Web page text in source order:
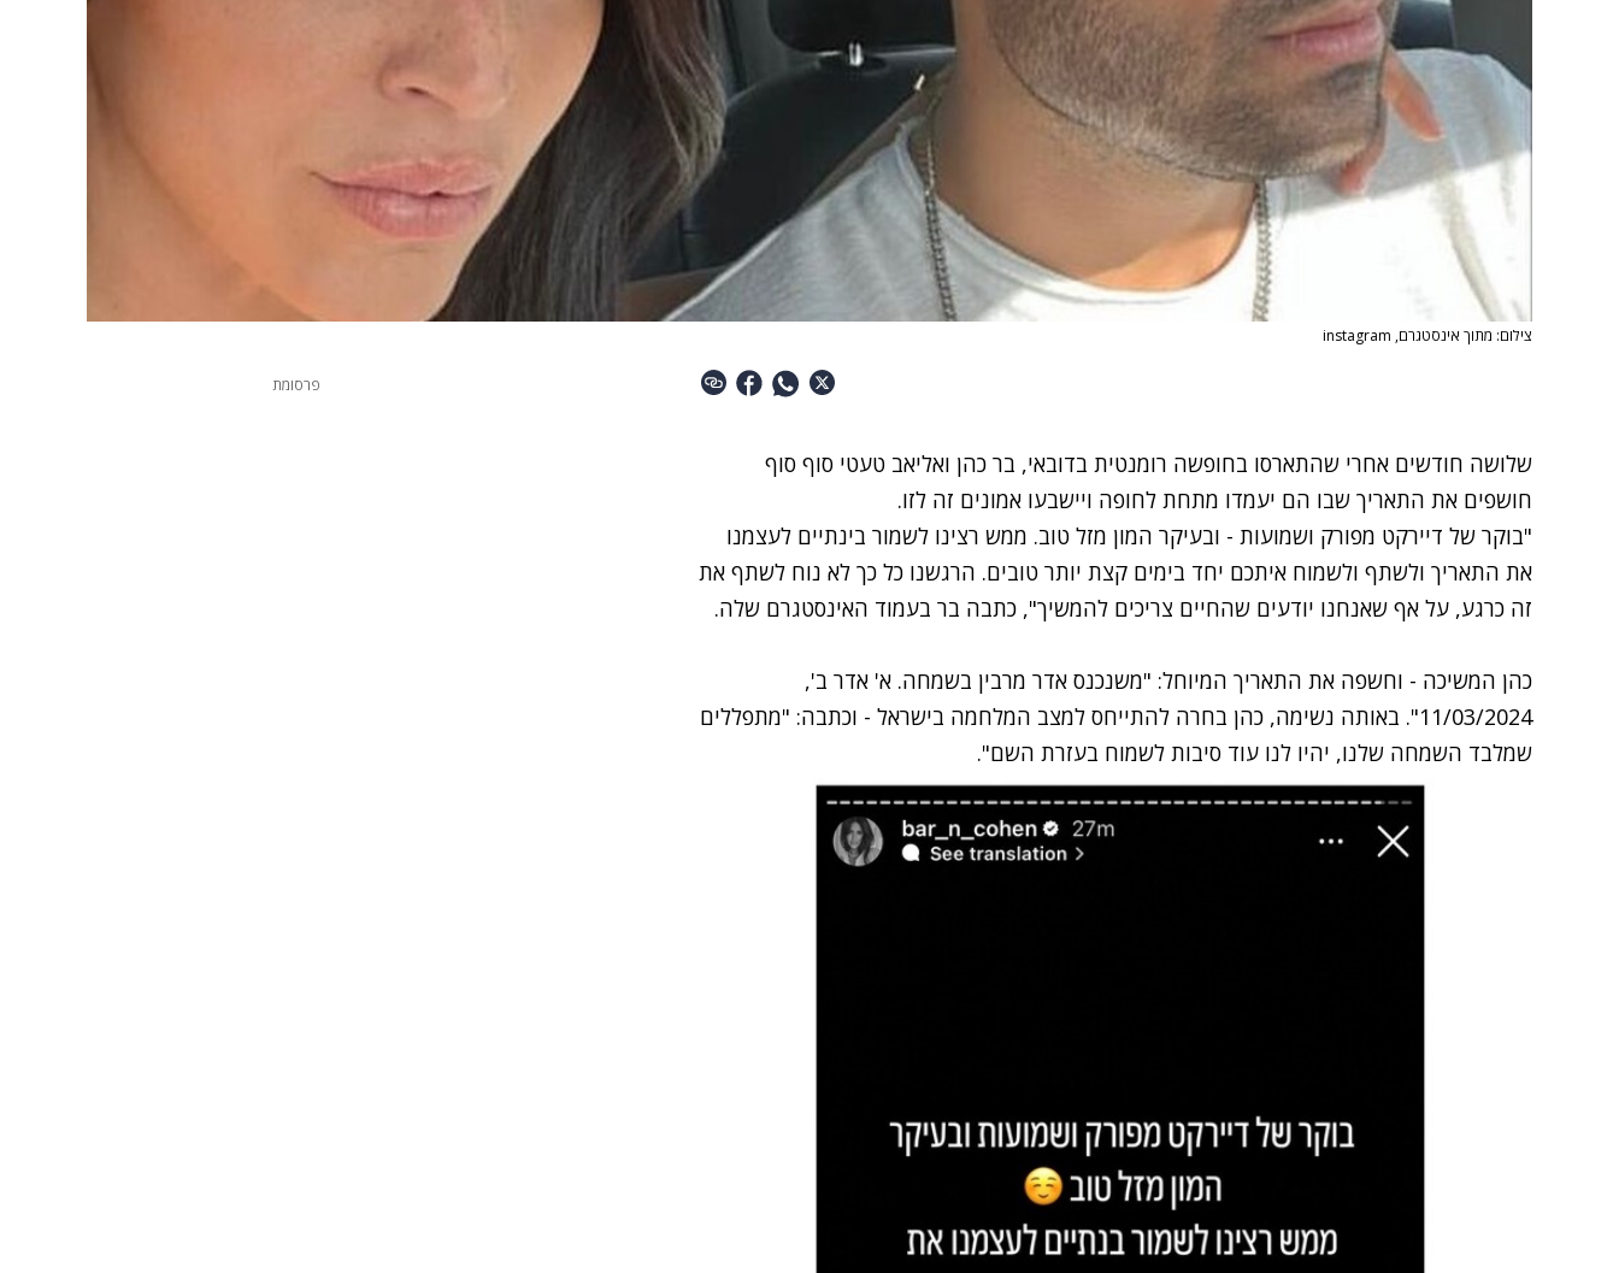
צילום: מתוך אינסטגרם, instagram
שלושה חודשים אחרי שהתארסו בחופשה רומנטית בדובאי, בר כהן ואליאב טעטי סוף סוף
חושפים את התאריך שבו הם יעמדו מתחת לחופה ויישבעו אמונים זה לזו.
"בוקר של דיירקט מפורק ושמועות - ובעיקר המון מזל טוב. ממש רצינו לשמור בינתיים לעצמנו
את התאריך ולשתף ולשמוח איתכם יחד בימים קצת יותר טובים. הרגשנו כל כך לא נוח לשתף את
זה כרגע, על אף שאנחנו יודעים שהחיים צריכים להמשיך", כתבה בר בעמוד האינסטגרם שלה.
כהן המשיכה - וחשפה את התאריך המיוחל: "משנכנס אדר מרבין בשמחה. א' אדר ב',
11/03/2024". באותה נשימה, כהן בחרה להתייחס למצב המלחמה בישראל - וכתבה: "מתפללים
שמלבד השמחה שלנו, יהיו לנו עוד סיבות לשמוח בעזרת השם".
פרסומת